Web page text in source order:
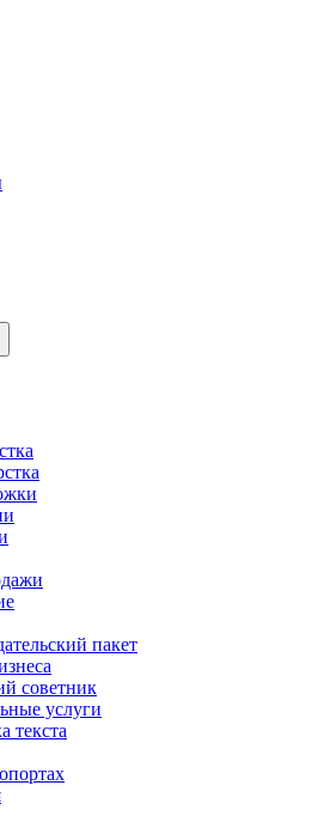
пакет
советник
услуги
текста